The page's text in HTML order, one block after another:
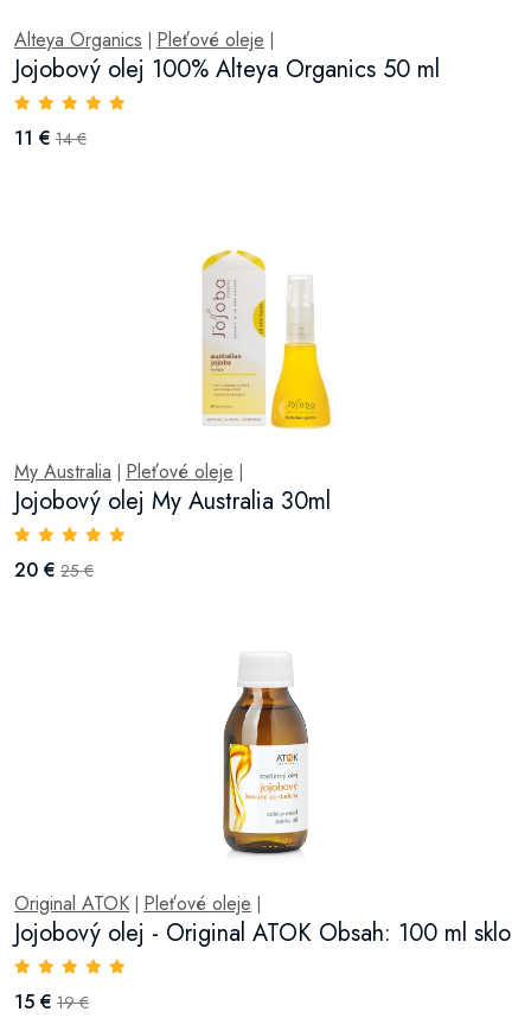
Alteya Organics Pleťové oleje
Jojobový olej 100% Alteya Organics 50 ml
11 € 14 €
My Australia Pleťové oleje
Jojobový olej My Australia 30ml
20 € 25 €
Original ATOK Pleťové oleje
Jojobový olej - Original ATOK Obsah: 100 ml sklo
15 € 19 €